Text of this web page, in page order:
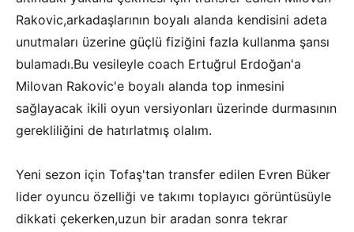
Rakovic,arkadaşlarının boyalı alanda kendisini adeta
unutmaları üzerine güçlü fiziğini fazla kullanma şansı
bulamadı.Bu vesileyle coach Ertuğrul Erdoğan'a
Milovan Rakovic'e boyalı alanda top inmesini
sağlayacak ikili oyun versiyonları üzerinde durmasının
gerekliliğini de hatırlatmış olalım.
Yeni sezon için Tofaş'tan transfer edilen Evren Büker
lider oyuncu özelliği ve takımı toplayıcı görüntüsüyle
dikkati çekerken,uzun bir aradan sonra tekrar